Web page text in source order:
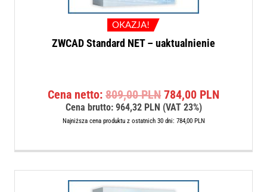
OKAZJA!
ZWCAD Standard NET – uaktualnienie
Cena netto:809,00PLN Pierwotna
cena
wynosiła:
784,00 PLN
Cena brutto: 964,32 PLN (VAT 23%)
Najniższa cena produktu z ostatnich 30 dni: 784,00 PLN